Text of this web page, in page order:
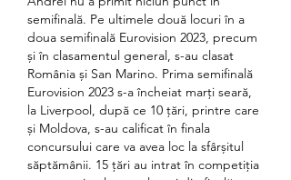
semifinală. Pe ultimele două locuri în a
doua semifinală Eurovision 2023, precum
și în clasamentul general, s-au clasat
România și San Marino. Prima semifinală
Eurovision 2023 s-a încheiat marți seară,
la Liverpool, după ce 10 țări, printre care
și Moldova, s-au calificat în finala
concursului care va avea loc la sfârșitul
săptămânii. 15 țări au intrat în competiția